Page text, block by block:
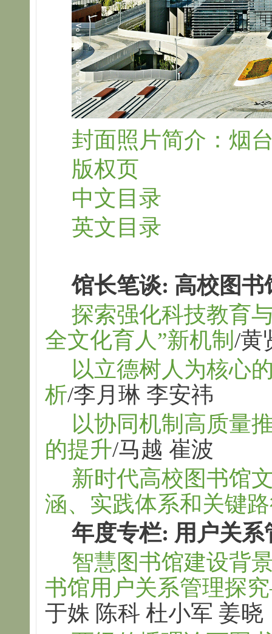
封面照片简介：烟
版权页
中文目录
英文目录
馆长笔谈: 高校图书
探索强化科技教育
全文化育人”新机制 /黄
以立德树人为核心
析/李月琳 李安祎
以协同机制高质量
的提升/马越 崔波
新时代高校图书馆
涵、实践体系和关键
年度专栏: 用户关系
智慧图书馆建设背
书馆用户关系管理探
于姝 陈科 杜小军 姜晓